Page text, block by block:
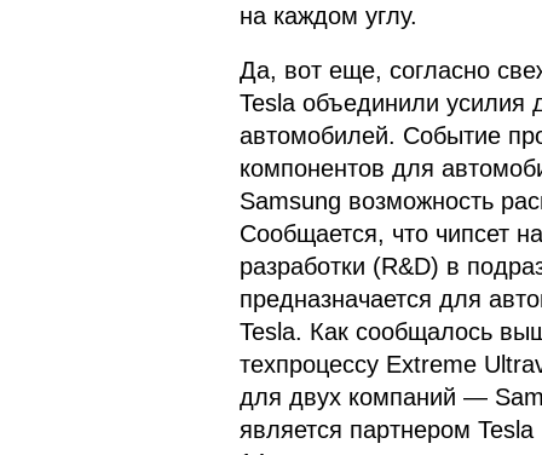
на каждом углу.
Да, вот еще, согласно
Tesla объединили усилия
автомобилей. Событие
компонентов для
Samsung возможность
Сообщается, что чипсет
разработки (R&D) в
предназначается для
Tesla. Как сообщалось
техпроцессу Extreme
для двух компаний —
является партнером